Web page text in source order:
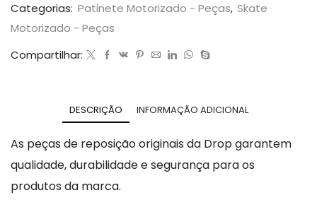
Categorias: Patinete Motorizado - Peças, Skate
Motorizado - Peças
Compartilhar:
DESCRIÇÃO INFORMAÇÃO ADICIONAL
As peças de reposição originais da Drop garantem
qualidade, durabilidade e segurança para os
produtos da marca.